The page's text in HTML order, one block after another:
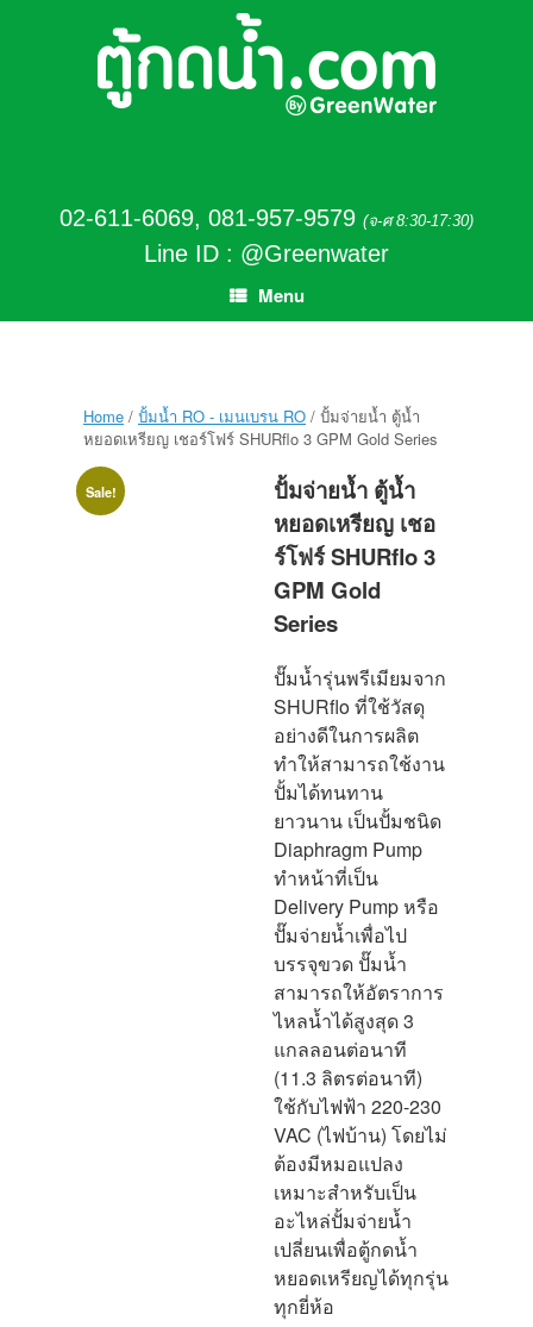
02-611-6069, 081-957-9579 (จ-ศ 8:30-17:30)
Line ID : @Greenwater
Menu
Home / ปั้มน้ำ RO - เมนเบรน RO / ปั้มจ่ายน้ำ ตู้น้ำ
หยอดเหรียญ เชอร์โฟร์ SHURflo 3 GPM Gold Series
Sale!
ปั้มจ่ายน้ำ ตู้น้ำ
หยอดเหรียญ เชอ
ร์โฟร์ SHURflo 3
GPM Gold
Series
ปั๊มน้ำรุ่นพรีเมียมจาก
SHURflo ที่ใช้วัสดุ
อย่างดีในการผลิต
ทำให้สามารถใช้งาน
ปั้มได้ทนทาน
ยาวนาน เป็นปั้มชนิด
Diaphragm Pump
ทำหน้าที่เป็น
Delivery Pump หรือ
ปั๊มจ่ายน้ำเพื่อไป
บรรจุขวด ปั๊มน้ำ
สามารถให้อัตราการ
ไหลน้ำได้สูงสุด 3
แกลลอนต่อนาที
(11.3 ลิตรต่อนาที)
ใช้กับไฟฟ้า 220-230
VAC (ไฟบ้าน) โดยไม่
ต้องมีหมอแปลง
เหมาะสำหรับเป็น
อะไหล่ปั้มจ่ายน้ำ
เปลี่ยนเพื่อตู้กดน้ำ
หยอดเหรียญได้ทุกรุ่น
ทุกยี่ห้อ